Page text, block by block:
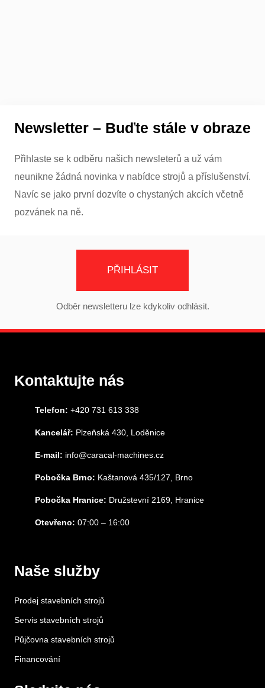
Newsletter – Buďte stále v obraze
Přihlaste se k odběru našich newsleterů a už vám
neunikne žádná novinka v nabídce strojů a příslušenství.
Navíc se jako první dozvíte o chystaných akcích včetně
pozvánek na ně.
PŘIHLÁSIT
Odběr newsletteru lze kdykoliv odhlásit.
Kontaktujte nás
Telefon: +420 731 613 338
Kancelář: Plzeňská 430, Loděnice
E-mail: info@caracal-machines.cz
Pobočka Brno: Kaštanová 435/127, Brno
Pobočka Hranice: Družstevní 2169, Hranice
Otevřeno: 07:00 – 16:00
Naše služby
Prodej stavebních strojů
Servis stavebních strojů
Půjčovna stavebních strojů
Financování